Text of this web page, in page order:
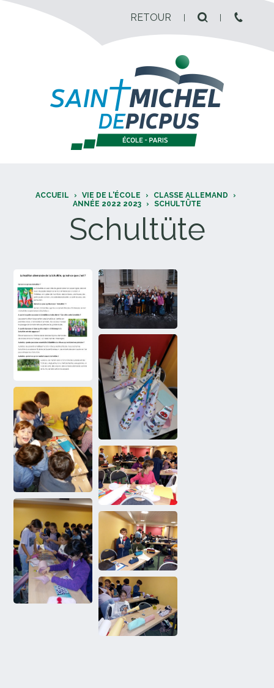
RETOUR
ACCUEIL › VIE DE L'ÉCOLE › CLASSE ALLEMAND
›
ANNÉE 2022 2023
› SCHULTÜTE
Schultüte